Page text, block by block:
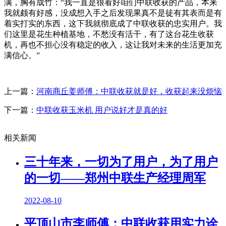
满，胸有成竹：“我一直是很看好咱们中联收获的产品，本来
我就颇有好感，没成想入手之后发现果真不是徒有其表而是有
着实打实的东西，这下我就彻底成了中联收获的忠实用户。我
们这里是花生种植基地，不愁没有活干，有了这台花生收获
机，再也不担心没有稳定的收入，这让我对未来的生活更加充
满信心。”
上一篇： 河南商丘姜师傅：中联收获就是好，收获起来没烦恼
下一篇： 中联收获玉米机 用户说好才是真的好
相关新闻
三十年来，一切为了用户，为了用户
的一切——郑州中联生产经理周军
2022-08-10